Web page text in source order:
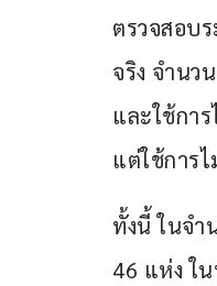
ตรวจสอบ
จริง จำนว
และใช้กา
แต่ใช้การ
ทั้งนี้ ในจำ
46 แห่ง ใ